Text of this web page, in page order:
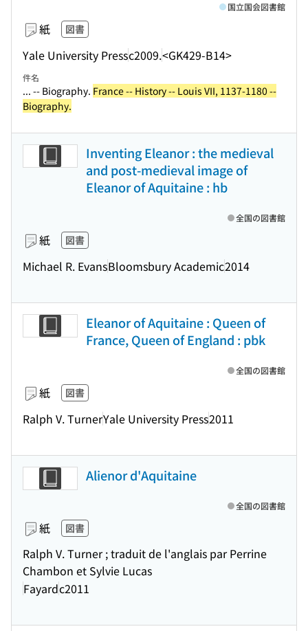
紙 図書
Yale University Pressc2009.<GK429-B14>
国立国会図書館
件名
... -- Biography. France -- History -- Louis VII, 1137-1180 --
Biography.
Inventing Eleanor : the medieval
and post-medieval image of
Eleanor of Aquitaine : hb
紙 図書
Michael R. EvansBloomsbury Academic2014
全国の図書館
Eleanor of Aquitaine : Queen of
France, Queen of England : pbk
紙 図書
Ralph V. TurnerYale University Press2011
全国の図書館
Alienor d'Aquitaine
紙 図書
Ralph V. Turner ; traduit de l'anglais par Perrine
Chambon et Sylvie Lucas
Fayardc2011
全国の図書館